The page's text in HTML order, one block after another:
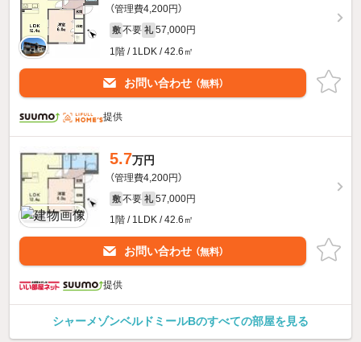
（管理費4,200円）
敷 不要 礼 57,000円
1階 / 1LDK / 42.6㎡
お問い合わせ （無料）
提供
5.7万円
（管理費4,200円）
敷 不要 礼 57,000円
1階 / 1LDK / 42.6㎡
お問い合わせ （無料）
提供
シャーメゾンベルドミールBのすべての部屋を見る